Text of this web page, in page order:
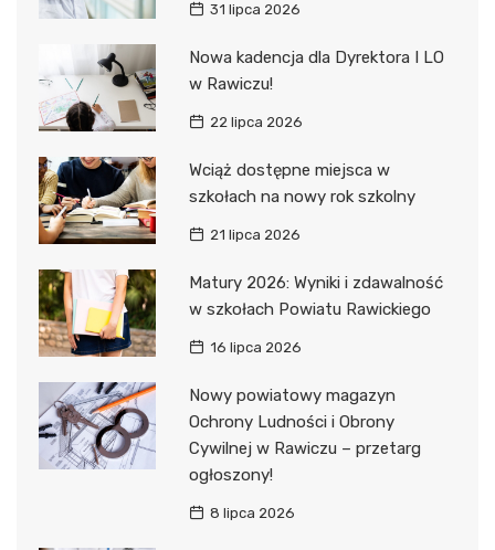
31 lipca 2026
Nowa kadencja dla Dyrektora I LO
w Rawiczu!
22 lipca 2026
Wciąż dostępne miejsca w
szkołach na nowy rok szkolny
21 lipca 2026
Matury 2026: Wyniki i zdawalność
w szkołach Powiatu Rawickiego
16 lipca 2026
Nowy powiatowy magazyn
Ochrony Ludności i Obrony
Cywilnej w Rawiczu – przetarg
ogłoszony!
8 lipca 2026